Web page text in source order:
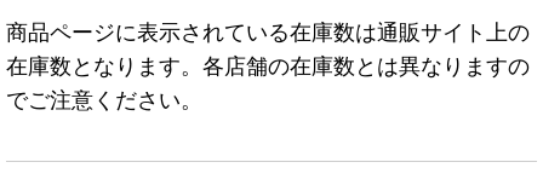
商品ページに表示されている在庫数は通販サイト上の
在庫数となります。各店舗の在庫数とは異なりますの
でご注意ください。